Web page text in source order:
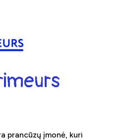
prancūzų įmonė, kuri